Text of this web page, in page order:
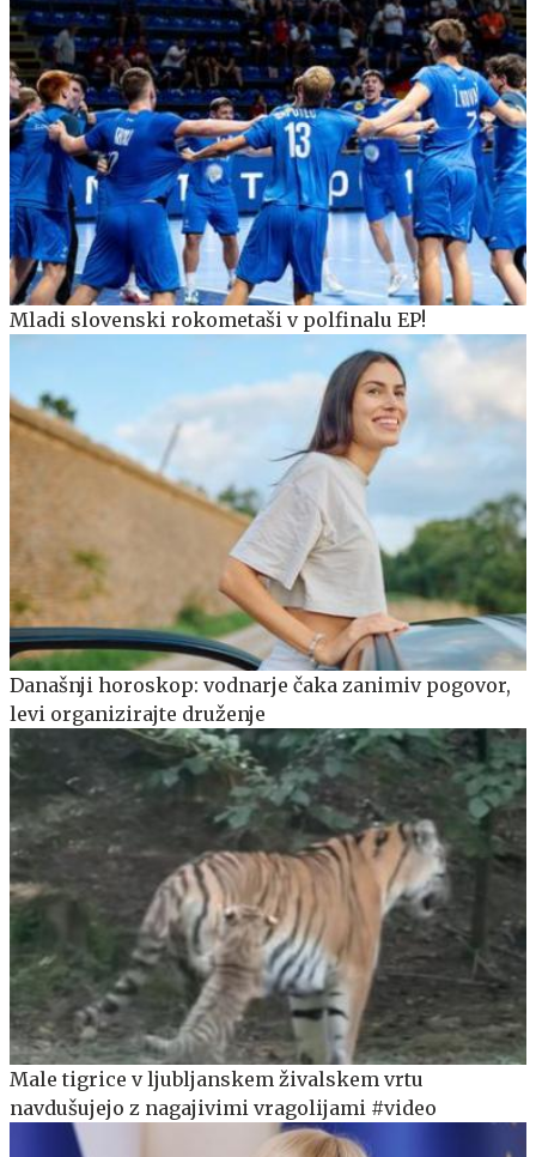
Mladi slovenski rokometaši v polfinalu EP!
Današnji horoskop: vodnarje čaka zanimiv pogovor,
levi organizirajte druženje
Male tigrice v ljubljanskem živalskem vrtu
navdušujejo z nagajivimi vragolijami #video